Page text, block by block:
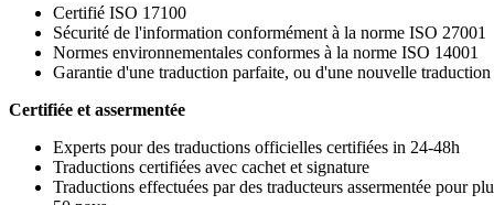
Certifié ISO 17100
Sécurité de l'information conformément à la norme ISO 27001
Normes environnementales conformes à la norme ISO 14001
Garantie d'une traduction parfaite, ou d'une nouvelle traduction
Certifiée et assermentée
Experts pour des traductions officielles certifiées in 24-48h
Traductions certifiées avec cachet et signature
Traductions effectuées par des traducteurs assermentée pour